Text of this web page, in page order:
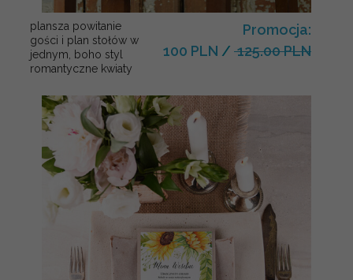
plansza powitanie
gości i plan stołów w
jednym, boho styl
romantyczne kwiaty
Promocja:
100 PLN / 125.00 PLN